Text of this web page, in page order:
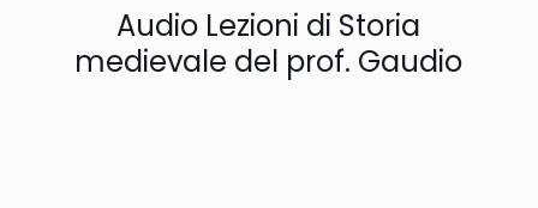
Audio Lezioni di Storia
medievale del prof. Gaudio